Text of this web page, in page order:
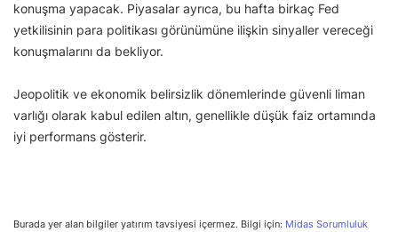
konuşma yapacak. Piyasalar ayrıca, bu hafta birkaç Fed
yetkilisinin para politikası görünümüne ilişkin sinyaller vereceği
konuşmalarını da bekliyor.
Jeopolitik ve ekonomik belirsizlik dönemlerinde güvenli liman
varlığı olarak kabul edilen altın, genellikle düşük faiz ortamında
iyi performans gösterir.
Burada yer alan bilgiler yatırım tavsiyesi içermez. Bilgi için: Midas Sorumluluk